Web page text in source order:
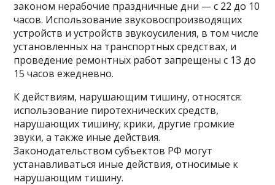
законом нерабочие праздничные дни — с 22 до 10
часов. Использование звуковоспроизводящих
устройств и устройств звукоусиления, в том числе
установленных на транспортных средствах, и
проведение ремонтных работ запрещены с 13 до
15 часов ежедневно.
К действиям, нарушающим тишину, относятся:
использование пиротехнических средств,
нарушающих тишину; крики, другие громкие
звуки, а также иные действия.
Законодательством субъектов РФ могут
устанавливаться иные действия, относимые к
нарушающим тишину.